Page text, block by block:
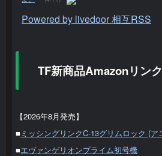
Powered by livedoor 相互RSS
TF新商品Amazonリンク
【2026年8月発売】
■ ミッシングリンクC-13グリムロック (ア
■エヴァンゲリオンプライム初号機